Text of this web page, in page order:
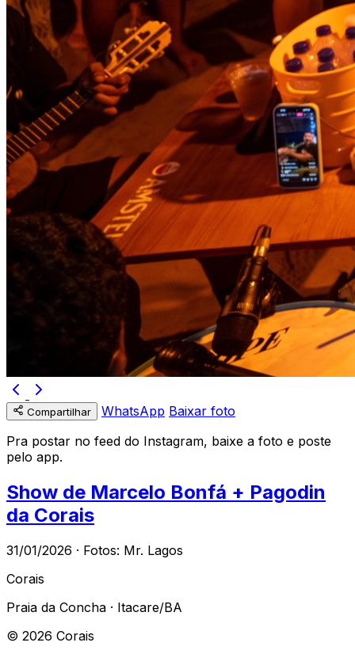
Compartilhar WhatsApp Baixar foto
Pra postar no feed do Instagram, baixe a foto e poste
pelo app.
Show de Marcelo Bonfá + Pagodin
da Corais
31/01/2026 · Fotos: Mr. Lagos
Corais
Praia da Concha · Itacare/BA
© 2026 Corais